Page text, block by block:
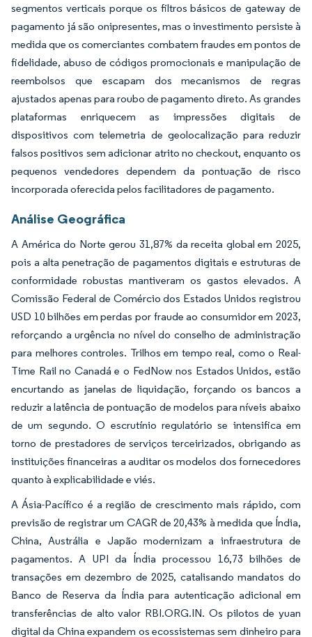
segmentos verticais porque os filtros básicos de gateway de
pagamento já são onipresentes, mas o investimento persiste à
medida que os comerciantes combatem fraudes em pontos de
fidelidade, abuso de códigos promocionais e manipulação de
reembolsos que escapam dos mecanismos de regras
ajustados apenas para roubo de pagamento direto. As grandes
plataformas enriquecem as impressões digitais de
dispositivos com telemetria de geolocalização para reduzir
falsos positivos sem adicionar atrito no checkout, enquanto os
pequenos vendedores dependem da pontuação de risco
incorporada oferecida pelos facilitadores de pagamento.
Análise Geográfica
A América do Norte gerou 31,87% da receita global em 2025,
pois a alta penetração de pagamentos digitais e estruturas de
conformidade robustas mantiveram os gastos elevados. A
Comissão Federal de Comércio dos Estados Unidos registrou
USD 10 bilhões em perdas por fraude ao consumidor em 2023,
reforçando a urgência no nível do conselho de administração
para melhores controles. Trilhos em tempo real, como o Real-
Time Rail no Canadá e o FedNow nos Estados Unidos, estão
encurtando as janelas de liquidação, forçando os bancos a
reduzir a latência de pontuação de modelos para níveis abaixo
de um segundo. O escrutínio regulatório se intensifica em
torno de prestadores de serviços terceirizados, obrigando as
instituições financeiras a auditar os modelos dos fornecedores
quanto à explicabilidade e viés.
A Ásia-Pacífico é a região de crescimento mais rápido, com
previsão de registrar um CAGR de 20,43% à medida que Índia,
China, Austrália e Japão modernizam a infraestrutura de
pagamentos. A UPI da Índia processou 16,73 bilhões de
transações em dezembro de 2025, catalisando mandatos do
Banco de Reserva da Índia para autenticação adicional em
transferências de alto valor RBI.ORG.IN. Os pilotos de yuan
digital da China expandem os ecossistemas sem dinheiro para